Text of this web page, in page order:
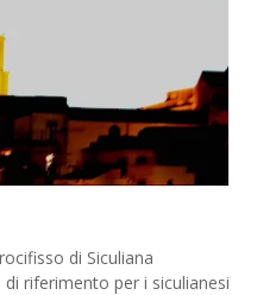
di Siculiana
riferimento per i siculianesi